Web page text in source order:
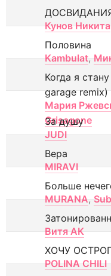
Кунов Никита
Половина
Kambulat,
Когда я
garage remix)
Мария
Grisagone
За душу
JUDI
Вера
MIRAVI
Больше
MURANA,
Витя АК
ХОЧУ
POLINA CHILI